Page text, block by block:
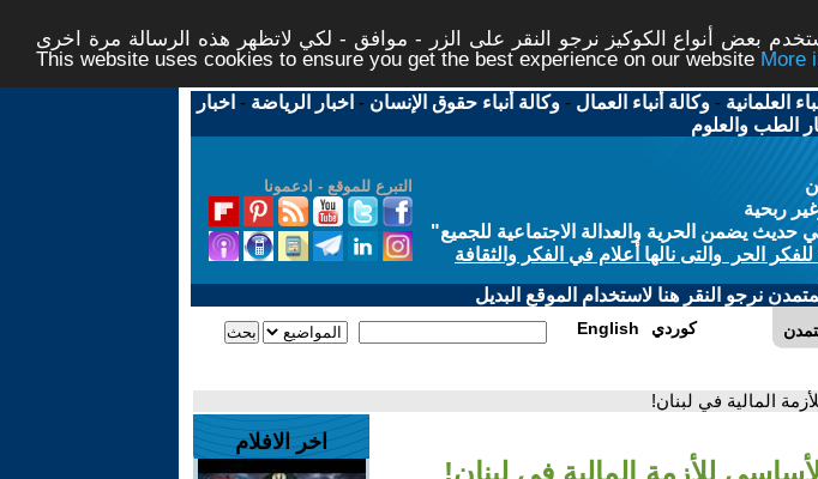
بعض أنواع الكوكيز نرجو النقر على الزر - موافق - لكي لاتظهر هذه الرسالة مرة اخرى -
This website uses cookies to ensure you get the best experience on our website
العلمانية -وكالة أنباء العمال -وكالة أنباء حقوق الإنسان - اخبار الرياضة - اخبار
الطب والعلوم
التبرع للموقع - ادعمونا
ربحية
يضمن الحرية والعدالة الاجتماعية للجميع"
الحر والتى نالها أعلام في الفكر والثقافة
نرجو النقر هنا لاستخدام الموقع البديل
English كوردي
اخر الافلام